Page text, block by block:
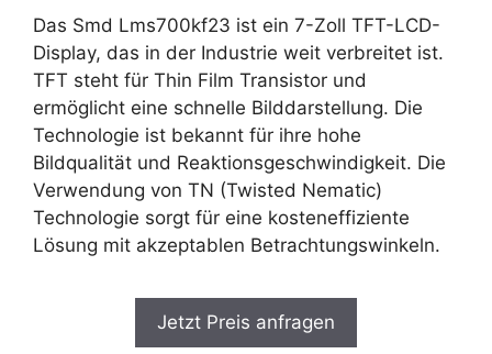
Das Smd Lms700kf23 ist ein 7-Zoll TFT-LCD-
Display, das in der Industrie weit verbreitet ist.
TFT steht für Thin Film Transistor und
ermöglicht eine schnelle Bilddarstellung. Die
Technologie ist bekannt für ihre hohe
Bildqualität und Reaktionsgeschwindigkeit. Die
Verwendung von TN (Twisted Nematic)
Technologie sorgt für eine kosteneffiziente
Lösung mit akzeptablen Betrachtungswinkeln.
Jetzt Preis anfragen